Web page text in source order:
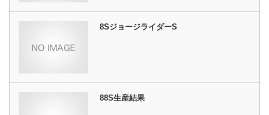
8SジョージライダーS
88S生産結果